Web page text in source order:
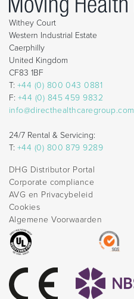
Withey Court
Western Industrial Estate
Caerphilly
United Kingdom
CF83 1BF
T: +44 (0) 800 043 0881
F: +44 (0) 845 459 9832
info@directhealthcaregroup.com
24/7 Rental & Servicing:
T: +44 (0) 800 879 9289
DHG Distributor Portal
Corporate compliance
AVG en Privacybeleid
Cookies
Algemene Voorwaarden